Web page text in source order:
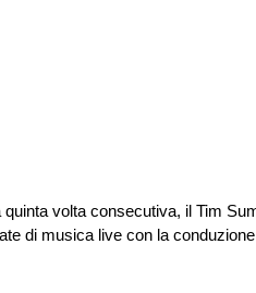
quinta volta consecutiva, il Tim
di musica live con la